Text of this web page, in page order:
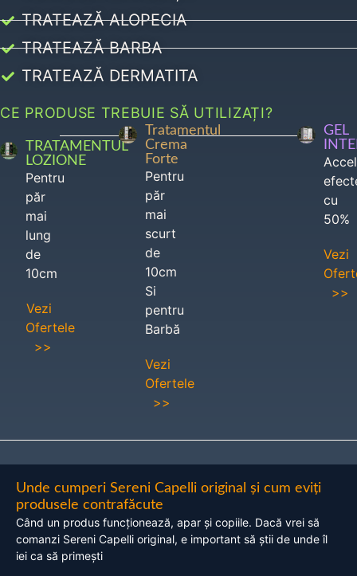
TRATEAZĂ ALOPECIA
TRATEAZĂ BARBA
TRATEAZĂ DERMATITA
CE PRODUSE TREBUIE SĂ UTILIZAȚI?
TRATAMENTUL
LOZIONE
Pentru
păr
mai
lung
de
10cm
Vezi
Ofertele
>>
Tratamentul
Crema
Forte
Pentru
păr
mai
scurt
de
10cm
Si
pentru
Barbă
Vezi
Ofertele
>>
GEL
cu
50%
Vezi
>>
Unde cumperi Sereni Capelli original și cum eviți
produsele contrafăcute
Când un produs funcționează, apar și copiile. Dacă vrei să
comanzi Sereni Capelli original, e important să știi de unde îl
iei ca să primești